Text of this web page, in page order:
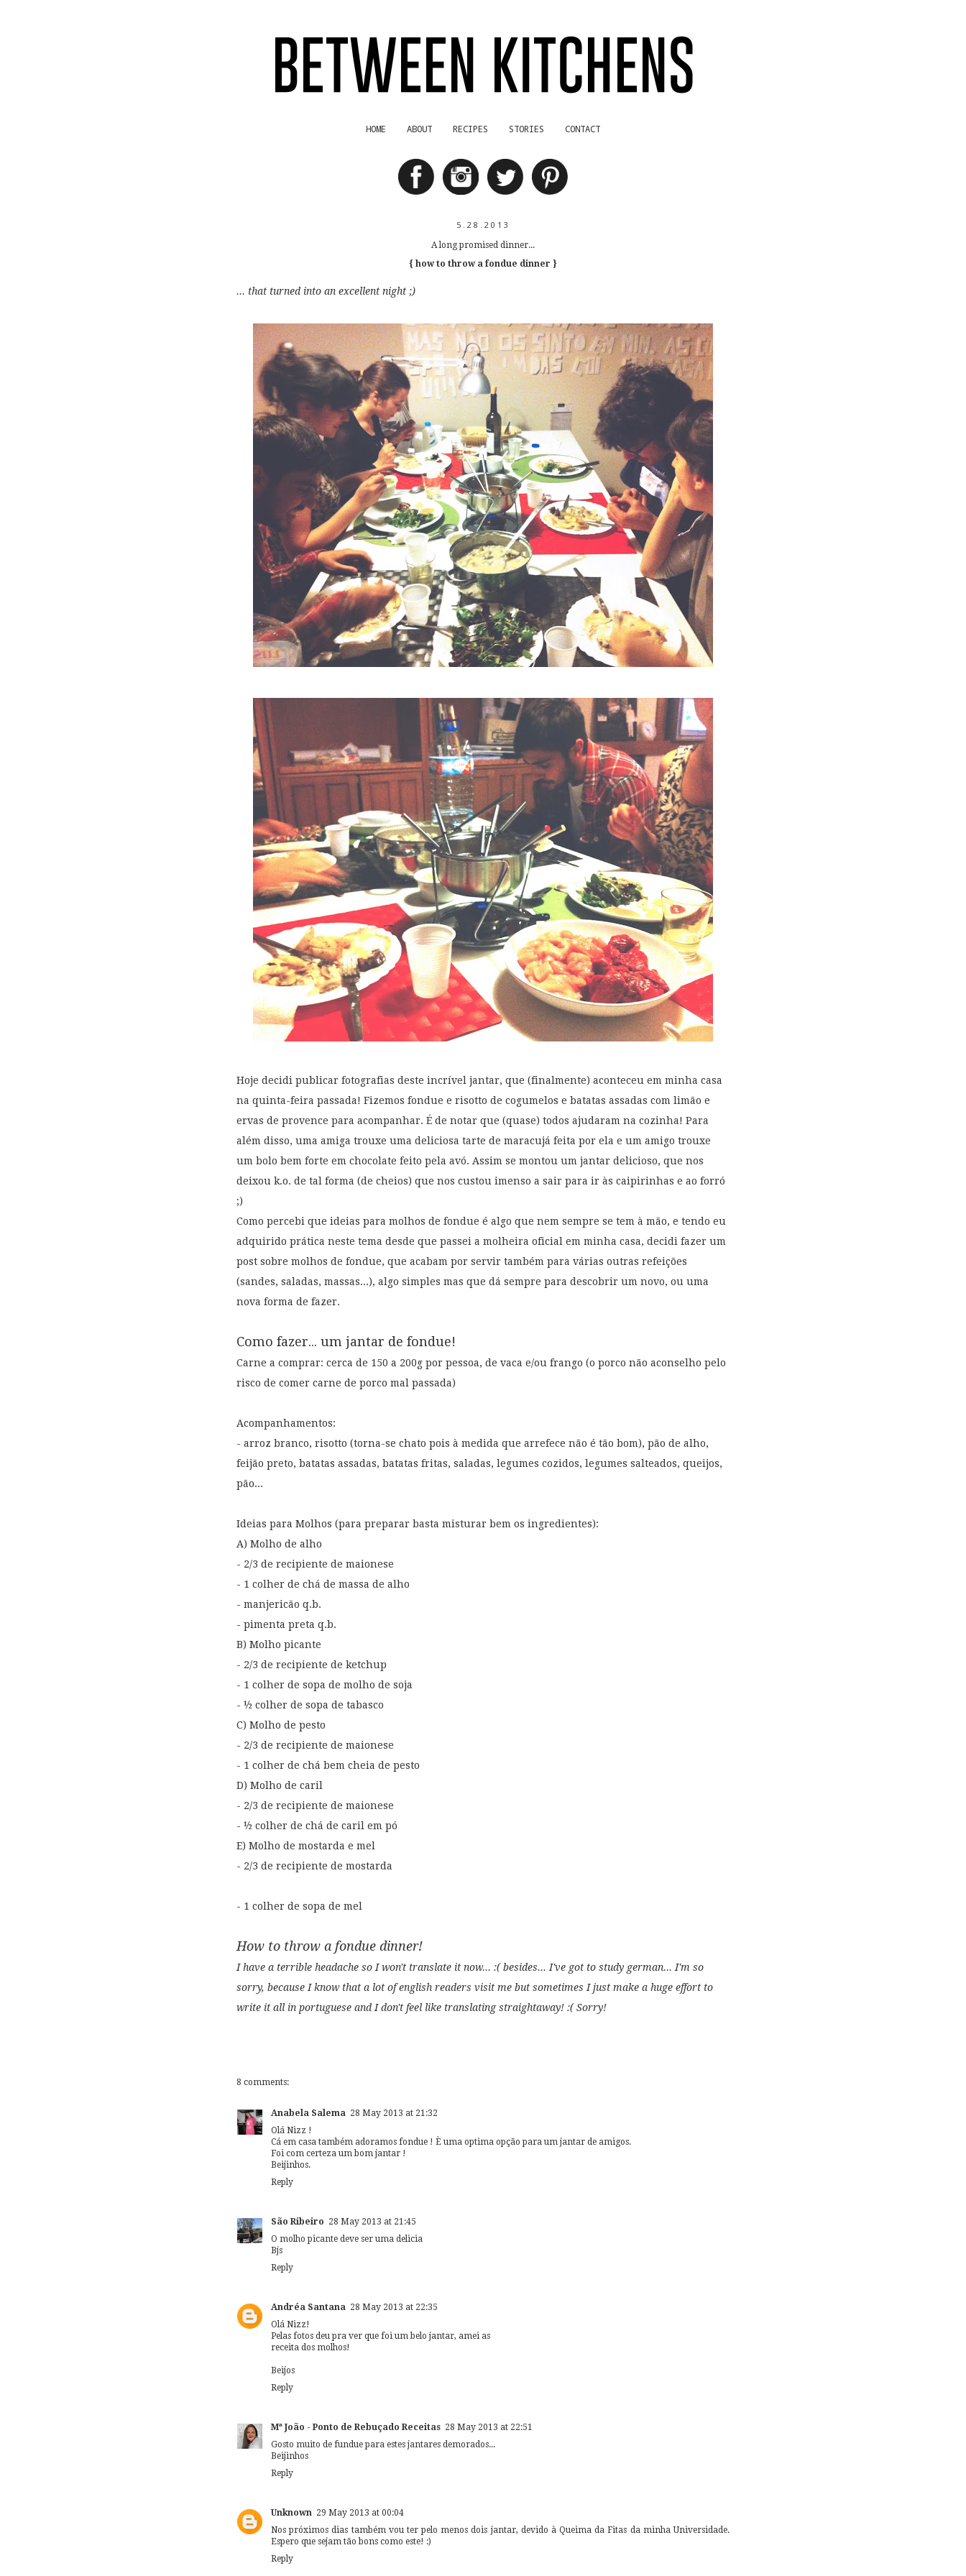
HOME ABOUT RECIPES STORIES CONTACT
5.28.2013
A long promised dinner...
{ how to throw a fondue dinner }
... that turned into an excellent night ;)
Hoje decidi publicar fotografias deste incrível jantar, que (finalmente) aconteceu em minha casa
na quinta-feira passada! Fizemos fondue e risotto de cogumelos e batatas assadas com limão e
ervas de provence para acompanhar. É de notar que (quase) todos ajudaram na cozinha! Para
além disso, uma amiga trouxe uma deliciosa tarte de maracujá feita por ela e um amigo trouxe
um bolo bem forte em chocolate feito pela avó. Assim se montou um jantar delicioso, que nos
deixou k.o. de tal forma (de cheios) que nos custou imenso a sair para ir às caipirinhas e ao forró
;)
Como percebi que ideias para molhos de fondue é algo que nem sempre se tem à mão, e tendo eu
adquirido prática neste tema desde que passei a molheira oficial em minha casa, decidi fazer um
post sobre molhos de fondue, que acabam por servir também para várias outras refeições
(sandes, saladas, massas...), algo simples mas que dá sempre para descobrir um novo, ou uma
nova forma de fazer.
Como fazer... um jantar de fondue!
Carne a comprar: cerca de 150 a 200g por pessoa, de vaca e/ou frango (o porco não aconselho pelo
risco de comer carne de porco mal passada)
Acompanhamentos:
- arroz branco, risotto (torna-se chato pois à medida que arrefece não é tão bom), pão de alho,
feijão preto, batatas assadas, batatas fritas, saladas, legumes cozidos, legumes salteados, queijos,
pão...
Ideias para Molhos (para preparar basta misturar bem os ingredientes):
A) Molho de alho
- 2/3 de recipiente de maionese
- 1 colher de chá de massa de alho
- manjericão q.b.
- pimenta preta q.b.
B) Molho picante
- 2/3 de recipiente de ketchup
- 1 colher de sopa de molho de soja
- ½ colher de sopa de tabasco
C) Molho de pesto
- 2/3 de recipiente de maionese
- 1 colher de chá bem cheia de pesto
D) Molho de caril
- 2/3 de recipiente de maionese
- ½ colher de chá de caril em pó
E) Molho de mostarda e mel
- 2/3 de recipiente de mostarda
- 1 colher de sopa de mel
How to throw a fondue dinner!
I have a terrible headache so I won't translate it now... :( besides... I've got to study german... I'm so
sorry, because I know that a lot of english readers visit me but sometimes I just make a huge effort to
write it all in portuguese and I don't feel like translating straightaway! :( Sorry!
8 comments:
Anabela Salema 28 May 2013 at 21:32
Olá Nizz !
Cá em casa também adoramos fondue ! È uma optima opção para um jantar de amigos.
Foi com certeza um bom jantar !
Beijinhos.
Reply
São Ribeiro 28 May 2013 at 21:45
O molho picante deve ser uma delicia
Bjs
Reply
Andréa Santana 28 May 2013 at 22:35
Olá Nizz!
Pelas fotos deu pra ver que foi um belo jantar, amei as
receita dos molhos!
Beijos
Reply
Mª João - Ponto de Rebuçado Receitas 28 May 2013 at 22:51
Gosto muito de fundue para estes jantares demorados...
Beijinhos
Reply
Unknown 29 May 2013 at 00:04
Nos próximos dias também vou ter pelo menos dois jantar, devido à Queima da Fitas da minha Universidade.
Espero que sejam tão bons como este! :)
Reply